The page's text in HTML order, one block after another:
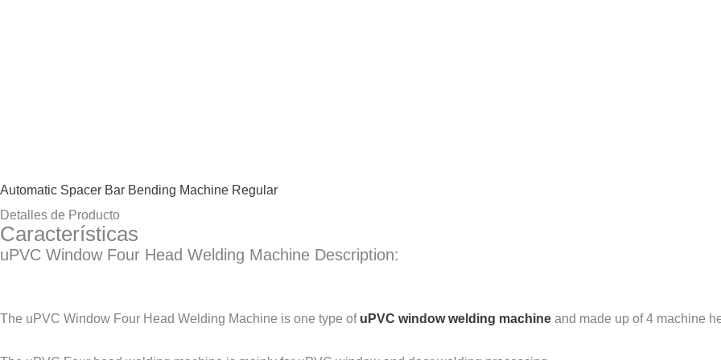
Automatic Spacer Bar Bending Machine Regular
Detalles de Producto
Características
uPVC Window Four Head Welding Machine Description:
The uPVC Window Four Head Welding Machine is one type of uPVC window welding machine and made up of 4 machine